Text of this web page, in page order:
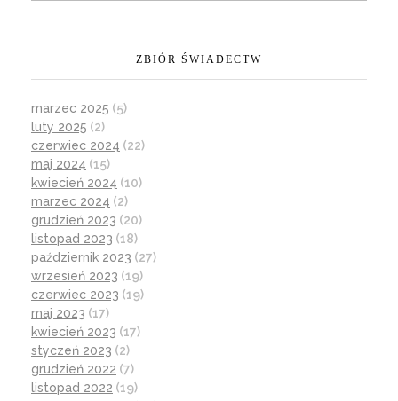
ZBIÓR ŚWIADECTW
marzec 2025 (5)
luty 2025 (2)
czerwiec 2024 (22)
maj 2024 (15)
kwiecień 2024 (10)
marzec 2024 (2)
grudzień 2023 (20)
listopad 2023 (18)
październik 2023 (27)
wrzesień 2023 (19)
czerwiec 2023 (19)
maj 2023 (17)
kwiecień 2023 (17)
styczeń 2023 (2)
grudzień 2022 (7)
listopad 2022 (19)